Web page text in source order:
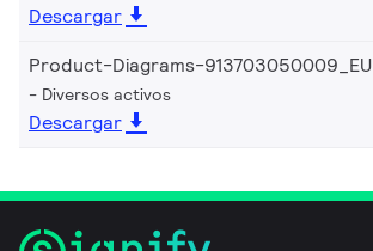
Descargar
Product-Diagrams-913703050009_EU
Diversos activos
Descargar